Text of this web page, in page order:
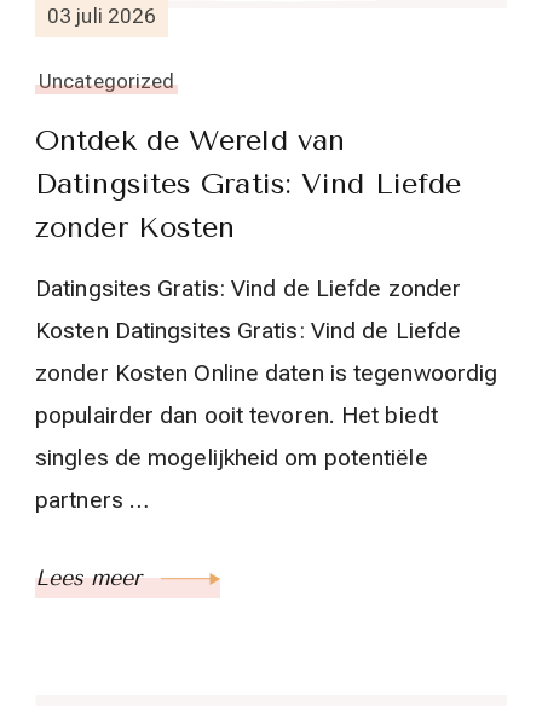
03 juli 2026
Uncategorized
Ontdek de Wereld van
Datingsites Gratis: Vind Liefde
zonder Kosten
Datingsites Gratis: Vind de Liefde zonder
Kosten Datingsites Gratis: Vind de Liefde
zonder Kosten Online daten is tegenwoordig
populairder dan ooit tevoren. Het biedt
singles de mogelijkheid om potentiële
partners …
Lees meer